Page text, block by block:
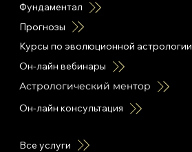
Фундаментал
Прогнозы
Курсы по эволюционной астрологии
Он-лайн вебинары
Астрологический ментор
Он-лайн консультация
Все услуги